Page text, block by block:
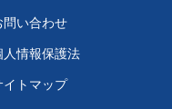
問い合わせ
人情報保護法
イトマップ